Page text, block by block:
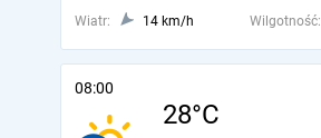
Wiatr: 14 km/h Wilgotność:
08:00
28°C